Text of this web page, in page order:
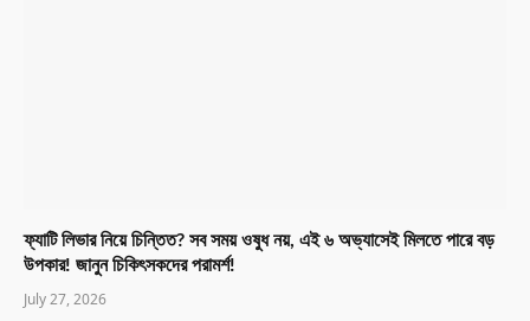
ফ্যাটি লিভার নিয়ে চিন্তিত? সব সময় ওষুধ নয়, এই ৬ অভ্যাসেই মিলতে পারে বড়
উপকার! জানুন চিকিৎসকদের পরামর্শ!
July 27, 2026